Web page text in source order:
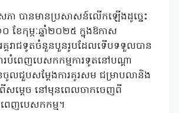
សភា បានមានប្រសាសន៍លើកឡើងដូច្នេះ
ខែកុម្ភៈឆ្នាំ២០២៥ ក្នុងឱកាស
គរាជទូតចំនួនបួនរូបដែលទើបទទួលបាន
ារបំពេញបេសកកម្មការទូតនៅបណ្តា
ចូលជួបសម្តែងការគូរសម ជម្រាបលានិង
ម្តេច នៅមុនពេលចាកចេញពី
េញបេសកកម្ម។